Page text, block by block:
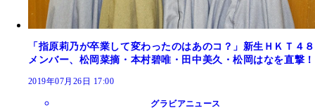
「指原莉乃が卒業して変わったのはあのコ？」新生ＨＫＴ４８
メンバー、松岡菜摘・本村碧唯・田中美久・松岡はなを直撃！
2019年07月26日 17:00
グラビアニュース